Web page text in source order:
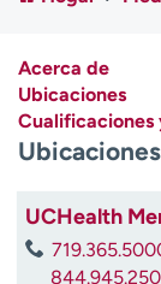
Ready. Set. CO.
Atención a
comunicación
Contáctenos
A
y
Acerca de
Ubicaciones
Cualificaciones
Ubicaciones
UCHealth